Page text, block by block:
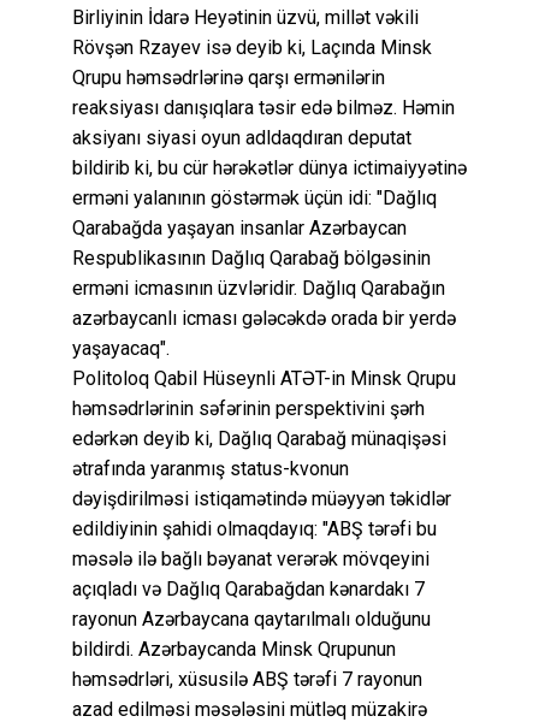
Birliyinin İdarə Heyətinin üzvü, millət vəkili
Rövşən Rzayev isə deyib ki, Laçında Minsk
Qrupu həmsədrlərinə qarşı ermənilərin
reaksiyası danışıqlara təsir edə bilməz. Həmin
aksiyanı siyasi oyun adldaqdıran deputat
bildirib ki, bu cür hərəkətlər dünya ictimaiyyətinə
erməni yalanının göstərmək üçün idi: "Dağlıq
Qarabağda yaşayan insanlar Azərbaycan
Respublikasının Dağlıq Qarabağ bölgəsinin
erməni icmasının üzvləridir. Dağlıq Qarabağın
azərbaycanlı icması gələcəkdə orada bir yerdə
yaşayacaq".
Politoloq Qabil Hüseynli ATƏT-in Minsk Qrupu
həmsədrlərinin səfərinin perspektivini şərh
edərkən deyib ki, Dağlıq Qarabağ münaqişəsi
ətrafında yaranmış status-kvonun
dəyişdirilməsi istiqamətində müəyyən təkidlər
edildiyinin şahidi olmaqdayıq: "ABŞ tərəfi bu
məsələ ilə bağlı bəyanat verərək mövqeyini
açıqladı və Dağlıq Qarabağdan kənardakı 7
rayonun Azərbaycana qaytarılmalı olduğunu
bildirdi. Azərbaycanda Minsk Qrupunun
həmsədrləri, xüsusilə ABŞ tərəfi 7 rayonun
azad edilməsi məsələsini mütləq müzakirə